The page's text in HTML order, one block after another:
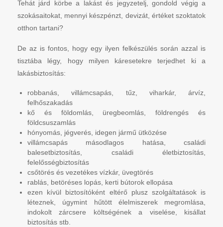
Tehát járd körbe a lakást és jegyzetelj, gondold végig a
szokásaitokat, mennyi készpénzt, devizát, értéket szoktatok
otthon tartani?
De az is fontos, hogy egy ilyen felkészülés során azzal is
tisztába légy, hogy milyen káresetekre terjedhet ki a
lakásbiztosítás:
robbanás, villámcsapás, tűz, viharkár, árvíz,
felhőszakadás
kő és földomlás, üregbeomlás, földrengés és
földcsuszamlás
hónyomás, jégverés, idegen jármű ütközése
villámcsapás másodlagos hatása, családi
balesetbiztosítás, családi életbiztosítás,
felelősségbiztosítás
csőtörés és vezetékes vízkár, üvegtörés
rablás, betöréses lopás, kerti bútorok ellopása
ezen kívül biztosítóként eltérő plusz szolgáltatások is
léteznek, úgymint hűtött élelmiszerek megromlása,
indokolt zárcsere költségének a viselése, kisállat
biztosítás stb.